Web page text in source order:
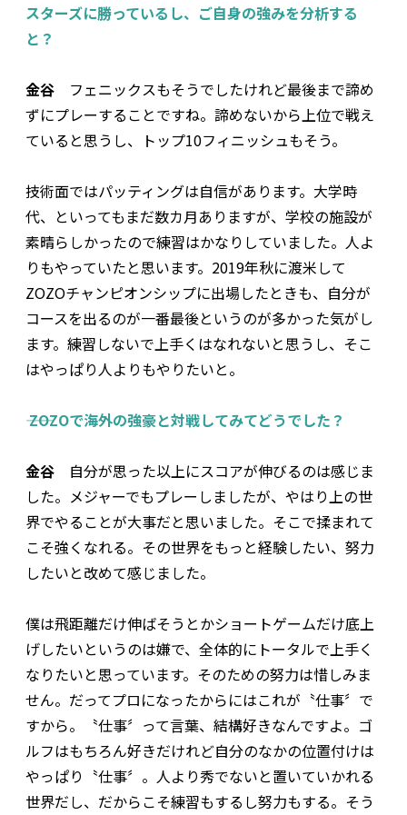
スターズに勝っているし、ご自身の強みを分析する
と？
金谷 フェニックスもそうでしたけれど最後まで諦め
ずにプレーすることですね。諦めないから上位で戦え
ていると思うし、トップ10フィニッシュもそう。
技術面ではパッティングは自信があります。大学時
代、といってもまだ数カ月ありますが、学校の施設が
素晴らしかったので練習はかなりしていました。人よ
りもやっていたと思います。2019年秋に渡米して
ZOZOチャンピオンシップに出場したときも、自分が
コースを出るのが一番最後というのが多かった気がし
ます。練習しないで上手くはなれないと思うし、そこ
はやっぱり人よりもやりたいと。
―― ZOZOで海外の強豪と対戦してみてどうでした？
金谷 自分が思った以上にスコアが伸びるのは感じま
した。メジャーでもプレーしましたが、やはり上の世
界でやることが大事だと思いました。そこで揉まれて
こそ強くなれる。その世界をもっと経験したい、努力
したいと改めて感じました。
僕は飛距離だけ伸ばそうとかショートゲームだけ底上
げしたいというのは嫌で、全体的にトータルで上手く
なりたいと思っています。そのための努力は惜しみま
せん。だってプロになったからにはこれが〝仕事〞で
すから。〝仕事〞って言葉、結構好きなんですよ。ゴ
ルフはもちろん好きだけれど自分のなかの位置付けは
やっぱり〝仕事〞。人より秀でないと置いていかれる
世界だし、だからこそ練習もするし努力もする。そう